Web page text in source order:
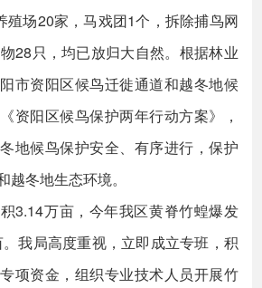
殖场20家，马戏团1个，拆除捕鸟网
28只，均已放归大自然。根据林业
市资阳区候鸟迁徙通道和越冬地候
资阳区候鸟保护两年行动方案》，
地候鸟保护安全、有序进行，保护
冬地生态环境。
万亩，今年我区黄脊竹蝗爆发
我局高度重视，立即成立专班，积
项资金，组织专业技术人员开展竹